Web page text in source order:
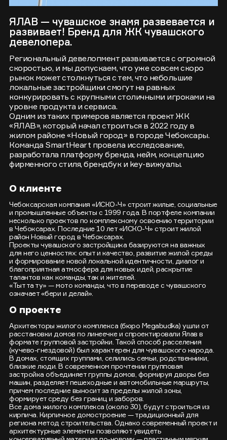
ЯЛАВ — чувашское знамя развевается и
развивает! Бренд для ЖК чувашского
девелопера.
Региональный девелопмент развивается с огромной
скоростью, и мы допускаем, что уже совсем скоро
рынок может столкнуться с тем, что небольшие
локальные застройщики смогут на равных
конкурировать с крупными столичными игроками на
уровне продукта и сервиса.
Одним из таких примеров является проект ЖК
«ЯЛАВ», который начал строиться в 2022 году в
жилом районе «Новый город» в городе Чебоксары.
Команда SmartHeart провела исследование,
разработала платформу бренда, нейм, концепцию
фирменного стиля, брендбук и key-вижуалы.
О клиенте
Чебоксарская компания «ИСКО-Ч» строит жилые, социальные
и промышленные объекты с 1999 года. В портфеле компании
несколько проектов по комплексному освоению территории
в Чебоксарах. Последние 10 лет «ИСКО-Ч» строит жилой
район Новый город в Чебоксарах.
Проекты чувашского застройщика базируются на важных
для него ценностях: опыт и качество, развитие жилой среды
и формирование новой локальной идентичности, диалог и
благоприятная атмосфера для новых идей, раскрытие
талантов как команды, так и жителей.
«Тыт та ту» — мото команды, что в переводе с чувашского
означает «бери и делай».
О проекте
Архитекторы жилого комплекса (бюро Megabudka) ушли от
расстановки домов по линеечке и спроектировали Ялав в
формате групповой застройки. Такой способ расселения
(кучево-гнездовой) был характерен для чувашского народа.
В домах, стоящих группами, селились семьи, родственники,
близкие люди. В современном прочтении групповая
застройка объединяет группы домов, формируя дворы без
машин, разделяет пешеходные и автомобильные маршруты,
причем последние выносит за пределы жилой зоны,
формирует среду без границ и заборов.
Все дома жилого комплекса (около 30), будут строиться из
кирпича. Кирпичное домостроение — традиционный для
региона метод строительства. Однако современный проект и
архитектурные элементы позволяют увидеть